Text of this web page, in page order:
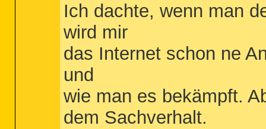
Ich dachte, wenn man
wird mir
das Internet schon ne
und
wie man es bekämpft.
dem Sachverhalt.